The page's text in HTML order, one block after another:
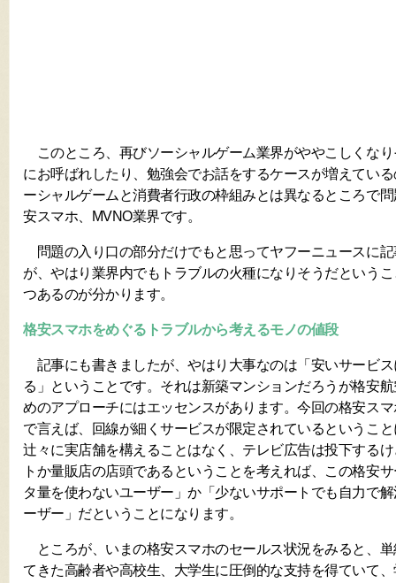
このところ、再びソーシャルゲーム業界がややこしくな
にお呼ばれしたり、勉強会でお話をするケースが増えてい
ーシャルゲームと消費者行政の枠組みとは異なるところで
安スマホ、MVNO業界です。
問題の入り口の部分だけでもと思ってヤフーニュースに
が、やはり業界内でもトラブルの火種になりそうだという
つあるのが分かります。
格安スマホをめぐるトラブルから考えるモノの値段
記事にも書きましたが、やはり大事なのは「安いサービ
る」ということです。それは新築マンションだろうが格安
めのアプローチにはエッセンスがあります。今回の格安ス
で言えば、回線が細くサービスが限定されているというこ
辻々に実店舗を構えることはなく、テレビ広告は投下する
トか量販店の店頭であるということを考えれば、この格安
タ量を使わないユーザー」か「少ないサポートでも自力で
ーザー」だということになります。
ところが、いまの格安スマホのセールス状況をみると、
てきた高齢者や高校生、大学生に圧倒的な支持を得ていて